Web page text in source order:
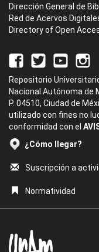
Dirección General de
Red de Acervos
Directory of Open
Repositorio
Nacional Autónoma de
P. 04510, Ciudad de
utilizado con fines no
conformidad con el
¿Cómo llegar?
Suscripción a
Normatividad